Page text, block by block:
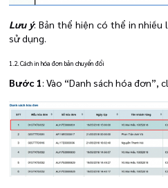
Lưu ý: Bản thể hiện có thể in nhiều
sử dụng.
1.2. Cách in hóa đơn bản chuyển đổi
Bước 1: Vào “Danh sách hóa đơn”,